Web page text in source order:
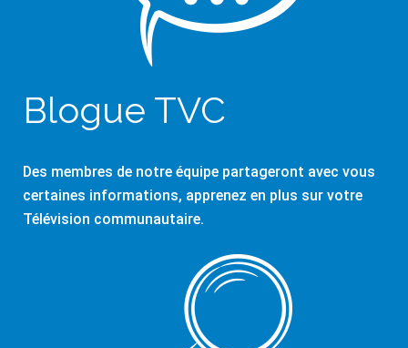
Blogue TVC
Des membres de notre équipe partageront avec vous
certaines informations, apprenez en plus sur votre
Télévision communautaire.